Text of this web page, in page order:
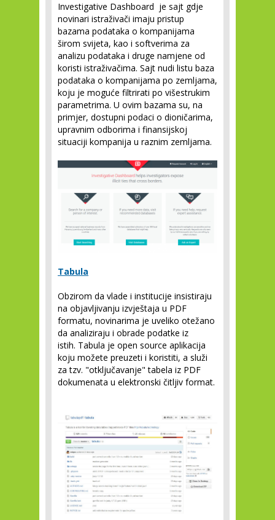
Investigative Dashboard je sajt gdje
novinari istraživači imaju pristup
bazama podataka o kompanijama
širom svijeta, kao i softverima za
analizu podataka i druge namjene od
koristi istraživačima. Sajt nudi listu baza
podataka o kompanijama po zemljama,
koju je moguće filtrirati po višestrukim
parametrima. U ovim bazama su, na
primjer, dostupni podaci o dioničarima,
upravnim odborima i finansijskoj
situaciji kompanija u raznim zemljama.
Tabula
Obzirom da vlade i institucije insistiraju
na objavljivanju izvještaja u PDF
formatu, novinarima je uveliko otežano
da analiziraju i obrade podatke iz
istih. Tabula je open source aplikacija
koju možete preuzeti i koristiti, a služi
za tzv. "otključavanje" tabela iz PDF
dokumenata u elektronski čitljiv format.